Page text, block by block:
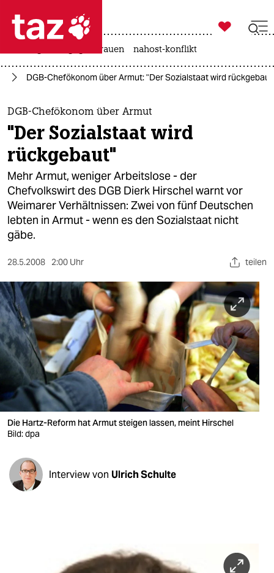
 taz zahl ich
taz zahl ich
themen
politik
öko
gesellschaft
kultur
nord
wahrheit
verlag
verlag
veranstaltungen
shop
fragen & hilfe
unterstützen

taz zahl ich
gewalt gegen frauen nahost-konflikt
DGB-Chefökonom über Armut: "Der Sozialstaat wird
DGB-Chefökonom über Armut
"Der Sozialstaat wird
rückgebaut"
Mehr Armut, weniger Arbeitslose - der
Chefvolkswirt des DGB Dierk Hirschel warnt vor
Weimarer Verhältnissen: Zwei von fünf Deutschen
lebten in Armut - wenn es den Sozialstaat nicht
gäbe.
28.5.2008 2:00 Uhr teilen
Die Hartz-Reform hat Armut steigen lassen, meint Hirschel
Bild: dpa
Interview von Ulrich Schulte